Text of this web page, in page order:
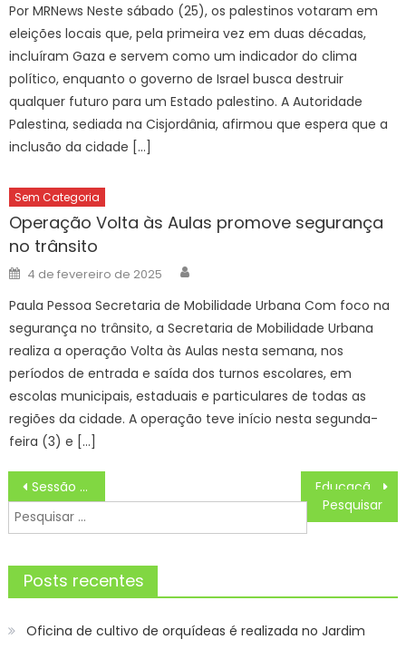
Por MRNews Neste sábado (25), os palestinos votaram em
eleições locais que, pela primeira vez em duas décadas,
incluíram Gaza e servem como um indicador do clima
político, enquanto o governo de Israel busca destruir
qualquer futuro para um Estado palestino. A Autoridade
Palestina, sediada na Cisjordânia, afirmou que espera que a
inclusão da cidade […]
Sem Categoria
Operação Volta às Aulas promove segurança
no trânsito
Posted
on
4 de fevereiro de 2025
Paula Pessoa Secretaria de Mobilidade Urbana Com foco na
segurança no trânsito, a Secretaria de Mobilidade Urbana
realiza a operação Volta às Aulas nesta semana, nos
períodos de entrada e saída dos turnos escolares, em
escolas municipais, estaduais e particulares de todas as
regiões da cidade. A operação teve início nesta segunda-
feira (3) e […]
Navegação
de
Post
Sessão da Tarde exibe Hoje, Terça (01/04) na Globo, A Vida É Agora; QUE HORAS COMEÇA, sinopse
Pesquisar
por:
Posts recentes
Oficina de cultivo de orquídeas é realizada no Jardim